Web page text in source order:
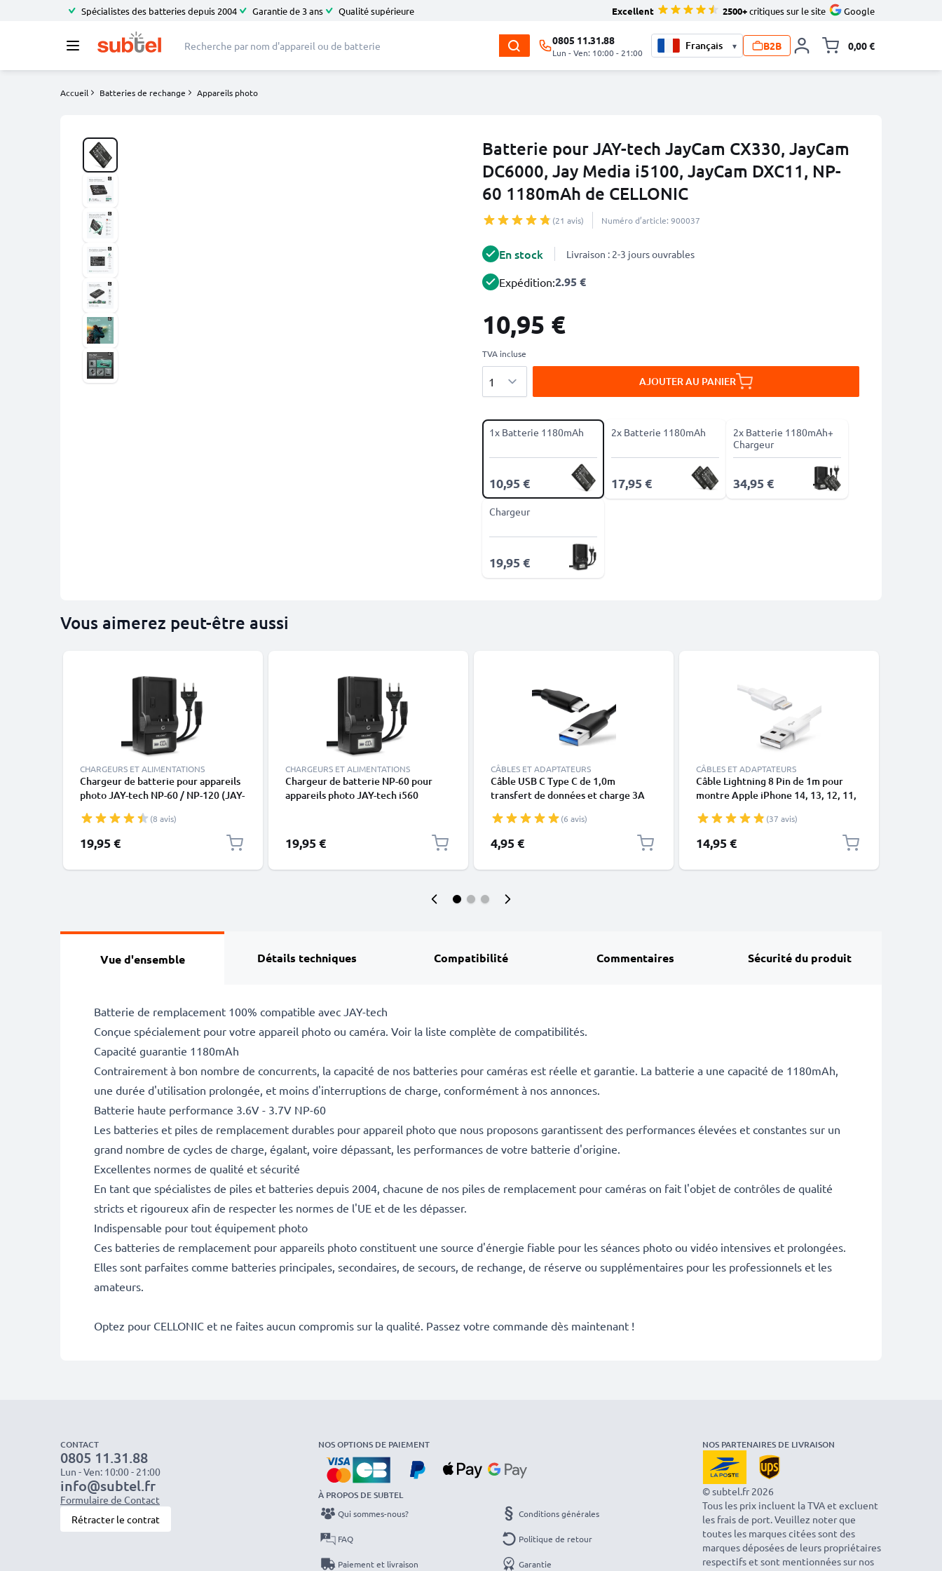
Spécialistes des batteries depuis 2004 Garantie de 3 ans Qualité supérieure Excellent 2500+critiques sur le site Google
0805 11.31.88
Lun - Ven: 10:00 - 21:00
▾ B2B 0,00 €
Accueil Batteries de rechange Appareils photo
Batterie pour JAY-tech JayCam CX330, JayCam
DC6000, Jay Media i5100, JayCam DXC11, NP-
60 1180mAh de CELLONIC
(21 avis) Numéro d’article: 900037
En stock Livraison : 2-3 jours ouvrables
Expédition:2.95 €
10,95 €
TVA incluse
AJOUTER AU PANIER
1x Batterie 1180mAh
10,95 €
2x Batterie 1180mAh
17,95 €
2x Batterie 1180mAh+
Chargeur
34,95 €
Chargeur
19,95 €
Vous aimerez peut-être aussi
CHARGEURS ET ALIMENTATIONS
Chargeur de batterie pour appareils
photo JAY-tech NP-60 / NP-120 (JAY-
DC6000 / JayCam DSC5120 / JayCam
DXC11) de CELLONIC
(8 avis)
19,95 €
CHARGEURS ET ALIMENTATIONS
Chargeur de batterie NP-60 pour
appareils photo JAY-tech i560
de CELLONIC
19,95 €
CÂBLES ET ADAPTATEURS
Câble USB C Type C de 1,0m
transfert de données et charge 3A
(6 avis)
4,95 €
CÂBLES ET ADAPTATEURS
Câble Lightning 8 Pin de 1m pour
montre Apple iPhone 14, 13, 12, 11,
blanc en
(37 avis)
14,95 €
Vue d'ensemble Détails techniques Compatibilité Commentaires Sécurité du produit
Batterie de remplacement 100% compatible avec JAY-tech
Conçue spécialement pour votre appareil photo ou caméra. Voir la liste complète de compatibilités.
Capacité guarantie 1180mAh
Contrairement à bon nombre de concurrents, la capacité de nos batteries pour caméras est réelle et garantie. La batterie a une capacité de 1180mAh,
une durée d'utilisation prolongée, et moins d'interruptions de charge, conformément à nos annonces.
Batterie haute performance 3.6V - 3.7V NP-60
Les batteries et piles de remplacement durables pour appareil photo que nous proposons garantissent des performances élevées et constantes sur un
grand nombre de cycles de charge, égalant, voire dépassant, les performances de votre batterie d'origine.
Excellentes normes de qualité et sécurité
En tant que spécialistes de piles et batteries depuis 2004, chacune de nos piles de remplacement pour caméras on fait l'objet de contrôles de qualité
stricts et rigoureux afin de respecter les normes de l'UE et de les dépasser.
Indispensable pour tout équipement photo
Ces batteries de remplacement pour appareils photo constituent une source d'énergie fiable pour les séances photo ou vidéo intensives et prolongées.
Elles sont parfaites comme batteries principales, secondaires, de secours, de rechange, de réserve ou supplémentaires pour les professionnels et les
amateurs.
Optez pour CELLONIC et ne faites aucun compromis sur la qualité. Passez votre commande dès maintenant !
CONTACT
0805 11.31.88
Lun - Ven: 10:00 - 21:00
info@subtel.fr
Formulaire de Contact
Rétracter le contrat
NOS OPTIONS DE PAIEMENT
À PROPOS DE SUBTEL
Qui sommes-nous?
FAQ
Paiement et livraison
Conditions générales
Politique de retour
Garantie
NOS PARTENAIRES DE LIVRAISON
© subtel.fr 2026
Tous les prix incluent la TVA et excluent
les frais de port. Veuillez noter que
toutes les marques citées sont des
marques déposées de leurs propriétaires
respectifs et sont mentionnées sur nos